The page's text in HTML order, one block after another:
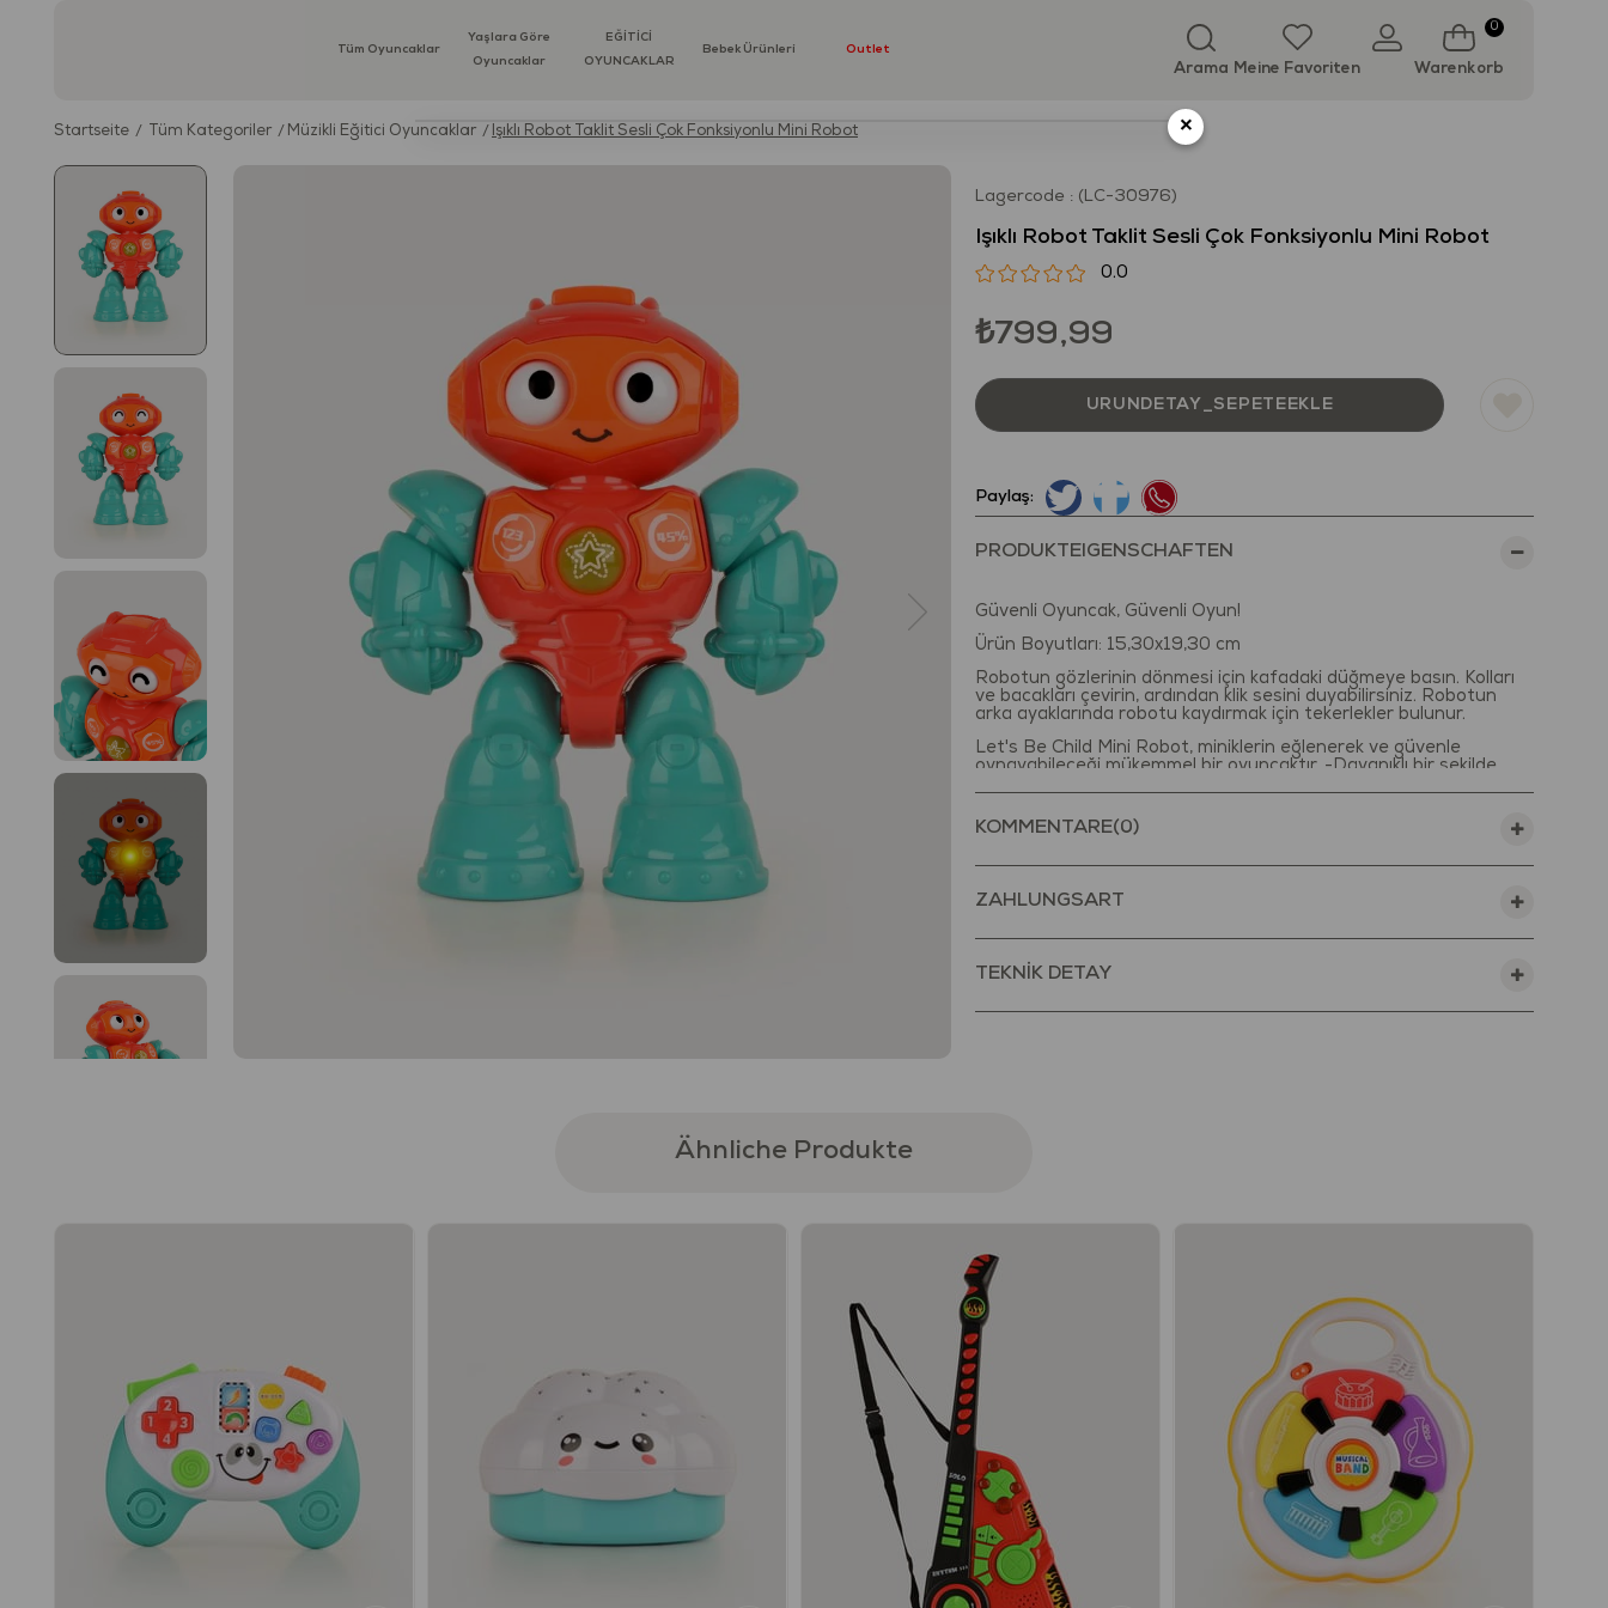
Arama Warenkorb
0
Meine Favoriten
Tüm Oyuncaklar
Yaşlara Göre
Oyuncaklar
EĞİTİCİ
OYUNCAKLAR
Bebek Ürünleri Outlet
Startseite Tüm Kategoriler Müzikli Eğitici Oyuncaklar Işıklı Robot Taklit Sesli Çok Fonksiyonlu Mini Robot
Lagercode (LC-30976)
Işıklı Robot Taklit Sesli Çok Fonksiyonlu Mini Robot
0.0
₺799,99
Paylaş:
PRODUKTEIGENSCHAFTEN
Güvenli Oyuncak, Güvenli Oyun!
Ürün Boyutları: 15,30x19,30 cm
Robotun gözlerinin dönmesi için kafadaki düğmeye basın. Kolları
ve bacakları çevirin, ardından klik sesini duyabilirsiniz. Robotun
arka ayaklarında robotu kaydırmak için tekerlekler bulunur.
Let's Be Child Mini Robot, miniklerin eğlenerek ve güvenle
oynayabileceği mükemmel bir oyuncaktır. -Dayanıklı bir şekilde
hem iç hem dış mekanlarda oynamak için uygundur.
-Miniklerin hayal gücü ve yaratıcılıklarını geliştirir. -El-göz
onlarla eğlenmeye bayılacaksınız.
Çocuklar ile geçirdiğiniz eğlenceli dakikalar onların duyusal
• Ftalat gibi zararlı kimyasallar bulunmamaktadır. -Kesinlikle
Bisphenol A (BPA) içermez.
Kullanım
• Ürünü kullanmadan önce uyarıları dikkatlice okuyunuz!
- Ürünün, tüm paketleme malzemelerini sökmeden çocuğunuza
vermeyiniz.
Her kullanımdan önce tüm parçaları dikkatlice kontrol ediniz. Ürün
hasar görmüş veya deforme olmuş ise kullanmayınız. Ürünün, her
daim bir yetişkin gözetiminde kullanılmasını sağlayınız.
2 adet AA pil ile çalışır. Ürünün içerisindeki piller demo amaçlıdır.
.Bu oyuncağın, tüketici tarafından bakım yapabilecek bir parçası
yoktur. Lütfen oyuncağı sökmeyin.
KOMMENTARE(0)
ZAHLUNGSART
TEKNİK DETAY
Ähnliche Produkte
×